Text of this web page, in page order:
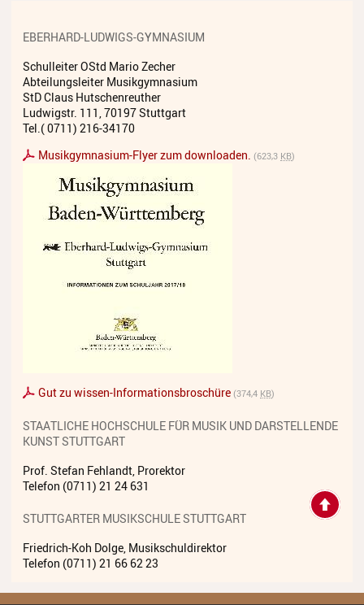
Talentförderung
Gebühren
Ermäßigungen
Fördermöglichkeiten
Mietinstrumente
Anmeldung
Abmeldung
Aktuelles
Wettbewerbe
Workshops
Familien Orchester Projekt
Musikproduktion 2025
EBERHARD-LUDWIGS-GYMNASIUM
Schulleiter OStd Mario Zecher
Abteilungsleiter Musikgymnasium
StD Claus Hutschenreuther
Ludwigstr. 111, 70197 Stuttgart
Tel.( 0711) 216-34170
Musikgymnasium-Flyer zum downloaden. (623,3 KB)
Gut zu wissen-Informationsbroschüre (374,4 KB)
STAATLICHE HOCHSCHULE FÜR MUSIK UND DARSTELLENDE
KUNST STUTTGART
Prof. Stefan Fehlandt, Prorektor
Telefon (0711) 21 24 631
STUTTGARTER MUSIKSCHULE STUTTGART
Friedrich-Koh Dolge, Musikschuldirektor
Telefon (0711) 21 66 62 23